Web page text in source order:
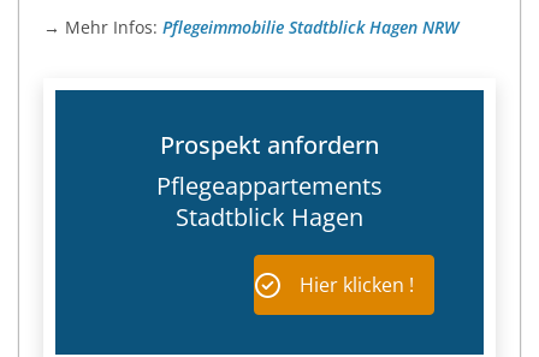
→ Mehr Infos: Pflegeimmobilie Stadtblick Hagen NRW
Prospekt anfordern
Pflegeappartements
Stadtblick Hagen
Hier klicken !